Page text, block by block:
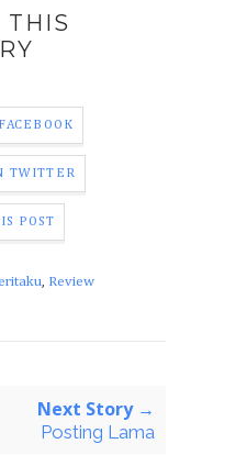
THIS
TWITTER
POST
, Review
Next Story →
Posting Lama